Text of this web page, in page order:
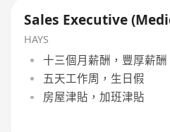
Sales Executive
HAYS
十三個月薪酬，豐厚薪
五天工作周，生日假
房屋津貼，加班津貼